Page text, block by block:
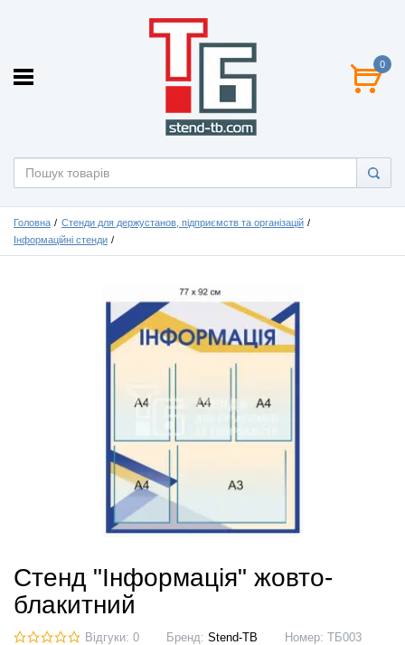
0
Головна
Стенди для держустанов, підприємств та організацій
Інформаційні стенди
Стенд "Інформація" жовто-
блакитний
Відгуки: 0 Бренд: Stend-TB Номер: ТБ003